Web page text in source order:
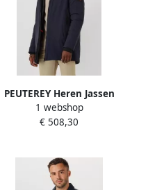
PEUTEREY Heren Jassen
Metide Srt 01 Donkerblauw
1 webshop
€ 508,30